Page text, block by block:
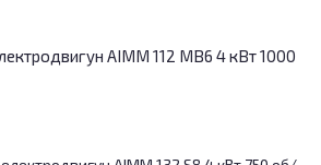
АІММ 112 МВ6 4 кВт 1000